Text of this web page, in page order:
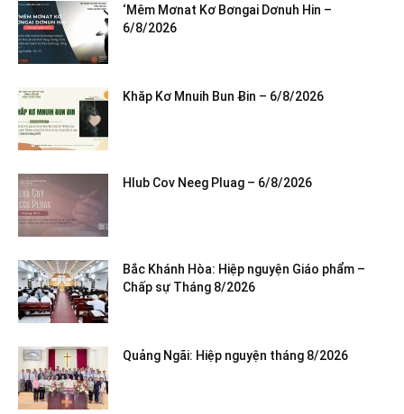
‘Mêm Mơnat Kơ Bơngai Dơnuh Hin –
6/8/2026
Khăp Kơ Mnuih Bun Ƀin – 6/8/2026
Hlub Cov Neeg Pluag – 6/8/2026
Bắc Khánh Hòa: Hiệp nguyện Giáo phẩm –
Chấp sự Tháng 8/2026
Quảng Ngãi: Hiệp nguyện tháng 8/2026